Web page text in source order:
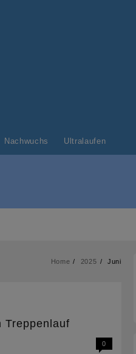
Nachwuchs Ultralaufen
Home 2025 Juni
Treppenlauf
0